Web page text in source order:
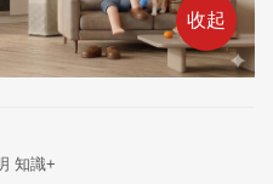
收起
知識+